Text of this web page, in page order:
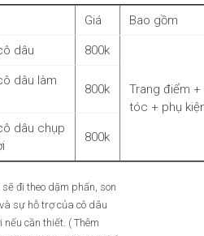
Giá Bao gồm
dâu 800k
Trang điểm +
tóc + phụ
dâu làm
800k
dâu chụp
800k
đi theo dặm phấn, son
sự hỗ trợ của cô dâu
cần thiết. ( Thêm